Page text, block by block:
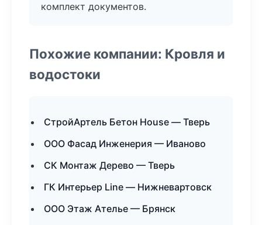
комплект документов.
Похожие компании: Кровля и
водостоки
СтройАртель Бетон House — Тверь
ООО Фасад Инженерия — Иваново
СК Монтаж Дерево — Тверь
ГК Интерьер Line — Нижневартовск
ООО Этаж Ателье — Брянск